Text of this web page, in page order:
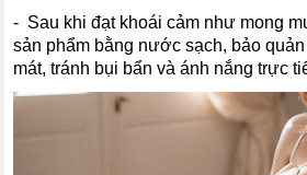
- Sau khi đạt khoái cảm như mong
sản phẩm bằng nước sạch, bảo
mát, tránh bụi bẩn và ánh nắng trực